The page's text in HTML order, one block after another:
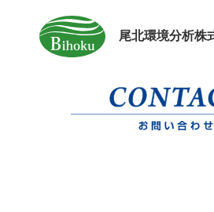
尾北環境分析株